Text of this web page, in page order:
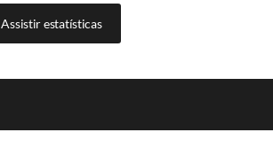
Assistir estatísticas